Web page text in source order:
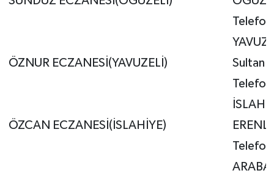
ÖZNUR ECZANESİ(YAVUZELİ)
Sultan
ÖZCAN ECZANESİ(İSLAHİYE)